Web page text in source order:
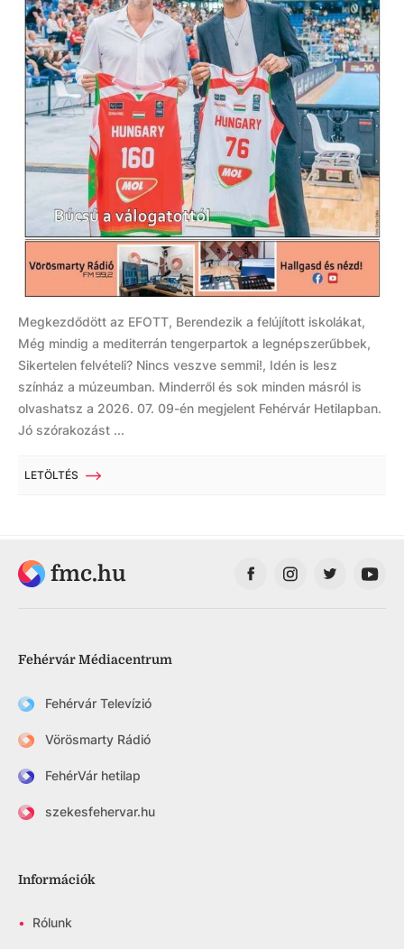
Megkezdődött az EFOTT, Berendezik a felújított iskolákat,
Még mindig a mediterrán tengerpartok a legnépszerűbbek,
Sikertelen felvételi? Nincs veszve semmi!, Idén is lesz
színház a múzeumban. Minderről és sok minden másról is
olvashatsz a 2026. 07. 09-én megjelent Fehérvár Hetilapban.
Jó szórakozást ...
LETÖLTÉS
fmc.hu
Fehérvár Médiacentrum
Fehérvár Televízió
Vörösmarty Rádió
FehérVár hetilap
szekesfehervar.hu
Információk
• Rólunk